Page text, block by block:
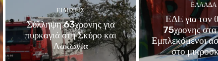
ΕΙΔΗΣΕΙΣ
Σύλληψη 63χρονης για
πυρκαγιά στη Σκύρο και
Λακωνία
ΕΛΛΑΔΑ
ΕΔΕ για τον
75χρονης
Εμπλεκόμενοι
στο